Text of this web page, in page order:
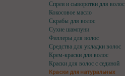
Спреи и сыворотки для волос
Кокосовое масло
Скрабы для волос
Сухие шампуни
Филлеры для волос
Средства для укладки волос
Крем-краски для волос
Краски для волос с сединой
Краски для натуральных